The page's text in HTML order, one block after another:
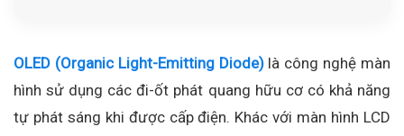
OLED (Organic Light-Emitting Diode)là công nghệ màn
hình sử dụng các đi-ốt phát quang hữu cơ có khả năng
tự phát sáng khi được cấp điện. Khác với màn hình LCD